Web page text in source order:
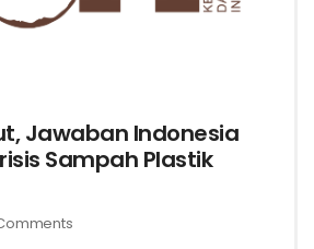
Jawaban Indonesia
Sampah Plastik